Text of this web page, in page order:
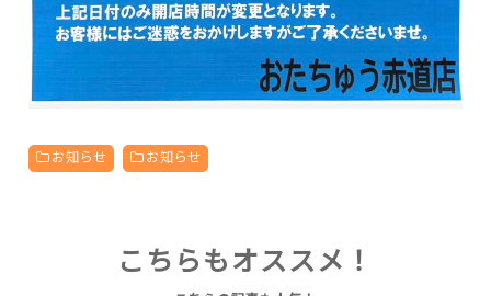
お知らせ お知らせ
こちらもオススメ！